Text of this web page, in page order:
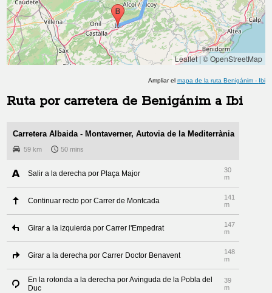
Leaflet|© OpenStreetMap
Ampliar el mapa de la ruta Benigánim- Ibi
Ruta por carretera de Benigánima Ibi
Carretera Albaida - Montaverner, Autovia de la Mediterrània
59 km 50 mins
Salir a la derecha por Plaça Major
30
m
Continuar recto por Carrer de Montcada
141
m
Girar a la izquierda por Carrer l'Empedrat
147
m
Girar a la derecha por Carrer Doctor Benavent
148
m
En la rotonda a la derecha por Avinguda de la Pobla del
Duc
39
m